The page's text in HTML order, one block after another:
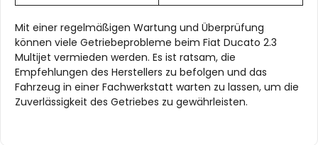
Mit einer regelmäßigen Wartung und Überprüfung
können viele Getriebeprobleme beim Fiat Ducato 2.3
Multijet vermieden werden. Es ist ratsam, die
Empfehlungen des Herstellers zu befolgen und das
Fahrzeug in einer Fachwerkstatt warten zu lassen, um die
Zuverlässigkeit des Getriebes zu gewährleisten.